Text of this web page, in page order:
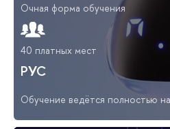
Очная форма обучения
40 платных мест
РУС
Обучение ведётся полностью